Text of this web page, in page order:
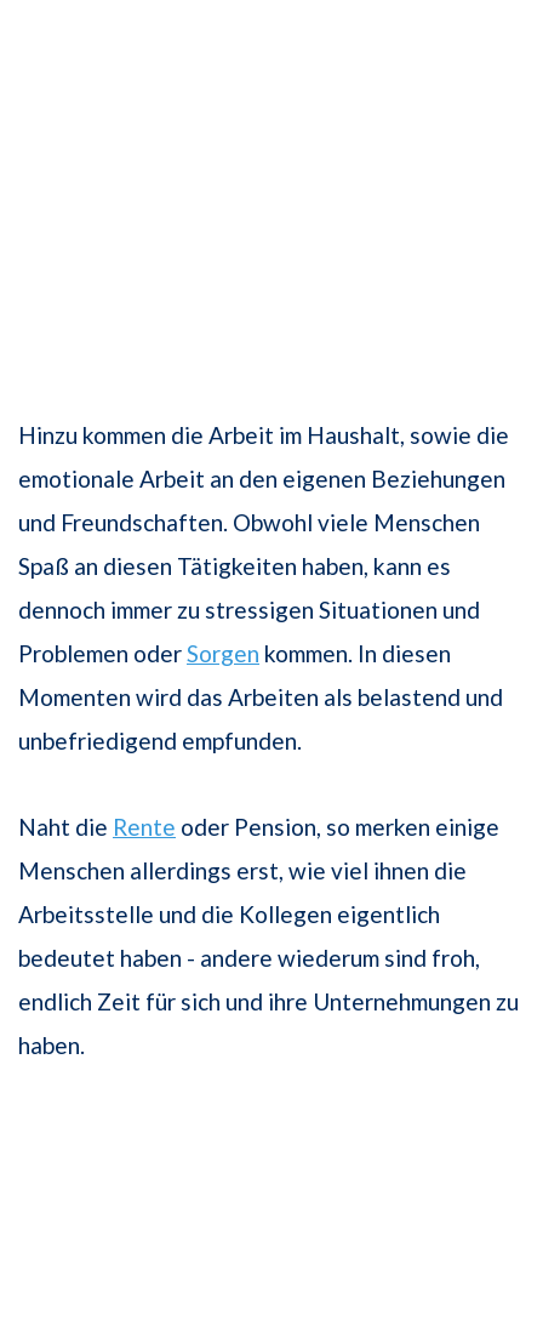
Hinzu kommen die Arbeit im Haushalt, sowie die
emotionale Arbeit an den eigenen Beziehungen
und Freundschaften. Obwohl viele Menschen
Spaß an diesen Tätigkeiten haben, kann es
dennoch immer zu stressigen Situationen und
Problemen oderSorgen kommen. In diesen
Momenten wird das Arbeiten als belastend und
unbefriedigend empfunden.
Naht die Rente oder Pension, so merken einige
Menschen allerdings erst, wie viel ihnen die
Arbeitsstelle und die Kollegen eigentlich
bedeutet haben - andere wiederum sind froh,
endlich Zeit für sich und ihre Unternehmungen zu
haben.